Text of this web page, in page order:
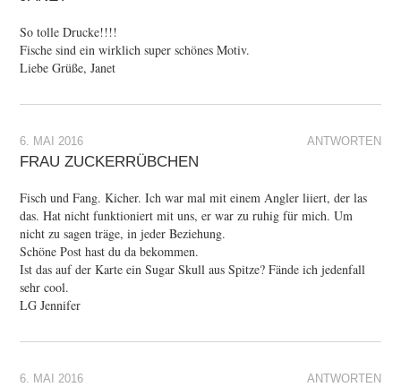
So tolle Drucke!!!!
Fische sind ein wirklich super schönes Motiv.
Liebe Grüße, Janet
ANTWORTEN
6. MAI 2016
FRAU ZUCKERRÜBCHEN
Fisch und Fang. Kicher. Ich war mal mit einem Angler liiert, der las
das. Hat nicht funktioniert mit uns, er war zu ruhig für mich. Um
nicht zu sagen träge, in jeder Beziehung.
Schöne Post hast du da bekommen.
Ist das auf der Karte ein Sugar Skull aus Spitze? Fände ich jedenfall
sehr cool.
LG Jennifer
ANTWORTEN
6. MAI 2016